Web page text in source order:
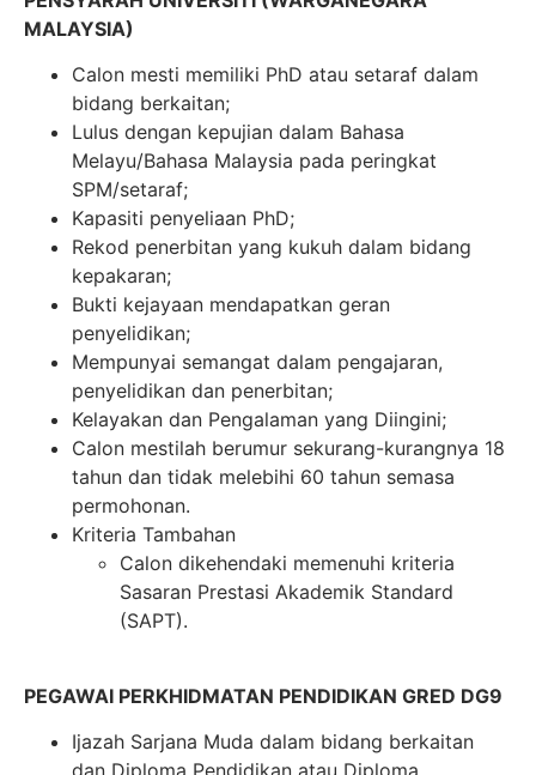
MALAYSIA)
Calon mesti memiliki PhD atau setaraf dalam
bidang berkaitan;
Lulus dengan kepujian dalam Bahasa
Melayu/Bahasa Malaysia pada peringkat
SPM/setaraf;
Kapasiti penyeliaan PhD;
Rekod penerbitan yang kukuh dalam bidang
kepakaran;
Bukti kejayaan mendapatkan geran
penyelidikan;
Mempunyai semangat dalam pengajaran,
penyelidikan dan penerbitan;
Kelayakan dan Pengalaman yang Diingini;
Calon mestilah berumur sekurang-kurangnya 18
tahun dan tidak melebihi 60 tahun semasa
permohonan.
Kriteria Tambahan
Calon dikehendaki memenuhi kriteria
Sasaran Prestasi Akademik Standard
(SAPT).
PEGAWAI PERKHIDMATAN PENDIDIKAN GRED DG9
Ijazah Sarjana Muda dalam bidang berkaitan